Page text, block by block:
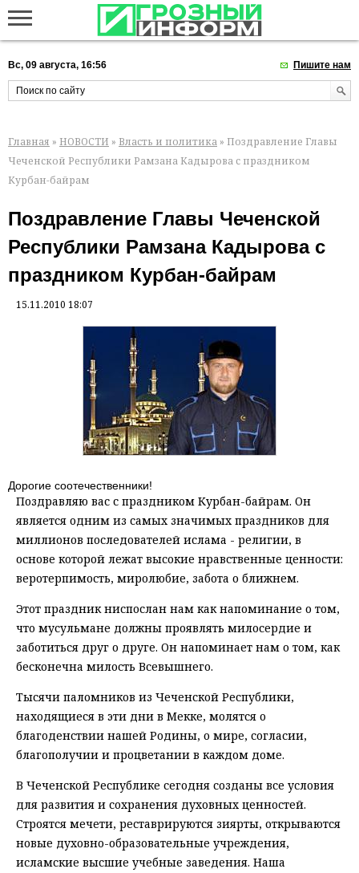
Вс, 09 августа, 16:56 Пишите нам
Главная » НОВОСТИ » Власть и политика » Поздравление Главы
Чеченской Республики Рамзана Кадырова с праздником
Курбан-байрам
Поздравление Главы Чеченской
Республики Рамзана Кадырова с
праздником Курбан-байрам
15.11.2010 18:07
Дорогие соотечественники!
Поздравляю вас с праздником Курбан-байрам. Он
является одним из самых значимых праздников для
миллионов последователей ислама - религии, в
основе которой лежат высокие нравственные ценности:
веротерпимость, миролюбие, забота о ближнем.
Этот праздник ниспослан нам как напоминание о том,
что мусульмане должны проявлять милосердие и
заботиться друг о друге. Он напоминает нам о том, как
бесконечна милость Всевышнего.
Тысячи паломников из Чеченской Республики,
находящиеся в эти дни в Мекке, молятся о
благоденствии нашей Родины, о мире, согласии,
благополучии и процветании в каждом доме.
В Чеченской Республике сегодня созданы все условия
для развития и сохранения духовных ценностей.
Строятся мечети, реставрируются зиярты, открываются
новые духовно-образовательные учреждения,
исламские высшие учебные заведения. Наша